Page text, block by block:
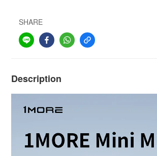
SHARE
Description